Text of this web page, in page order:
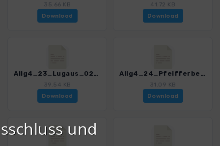
35.66 KB
Download
41.72 KB
Download
Allg4_23_Lugaus_0245_1.gpx
39.54 KB
Download
Allg4_24_Pfeifferberg_0245_1.gpx
31.09 KB
Download
und